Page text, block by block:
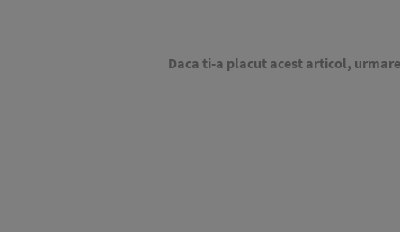
Daca ti-a placut acest articol,